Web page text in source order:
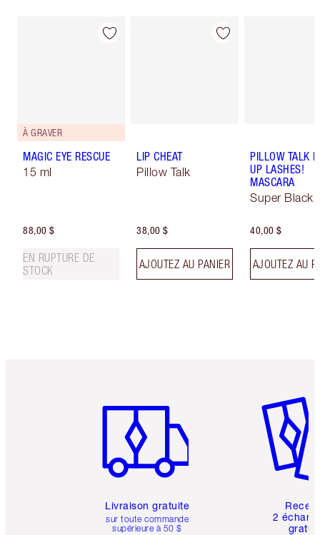
À GRAVER
MAGIC EYE RESCUE
15 ml
88,00 $
EN RUPTURE DE
STOCK
LIP CHEAT
Pillow Talk
38,00 $
AJOUTEZ AU PANIER
PILLOW TALK
UP LASHES!
MASCARA
Super Black
40,00 $
AJOUTEZ AU
Livraison gratuite
sur toute commande
supérieure à 50 $
2